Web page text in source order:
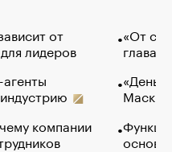
от
лидеров
компании
«От
глава
Маск в
основ